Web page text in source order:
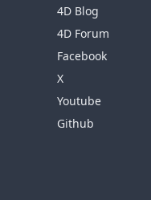
4D Blog
4D Forum
Facebook
X
Youtube
Github